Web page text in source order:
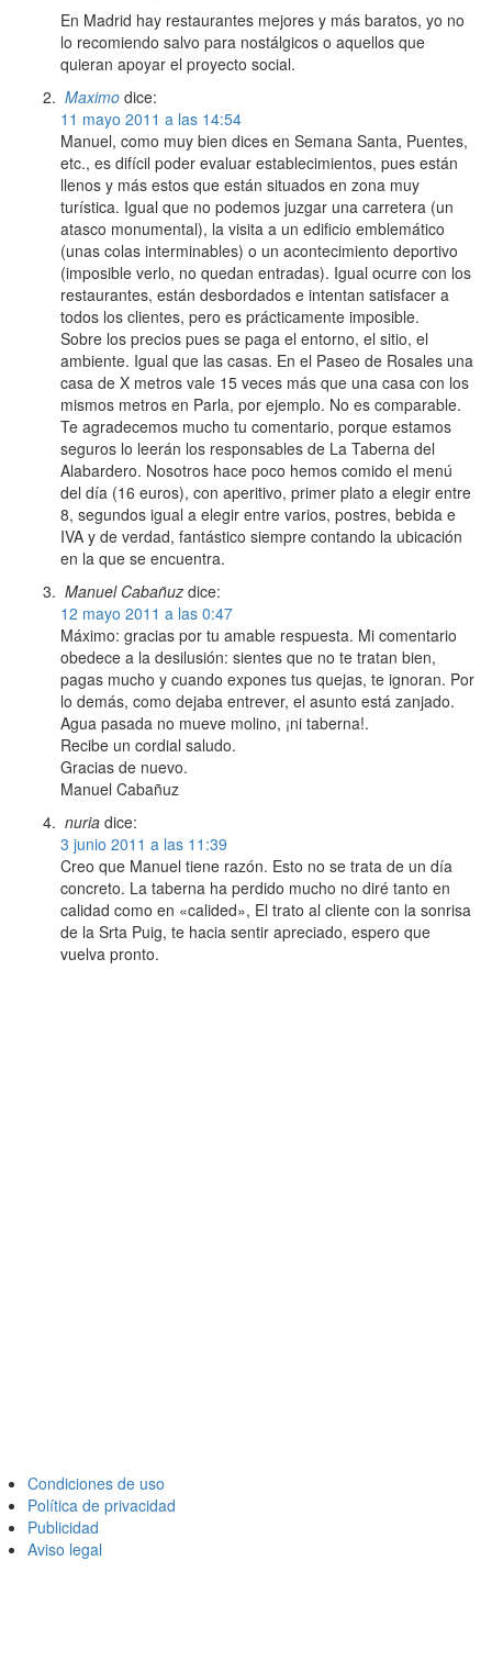
En Madrid hay restaurantes mejores y más baratos, yo no
lo recomiendo salvo para nostálgicos o aquellos que
quieran apoyar el proyecto social.
Maximo dice:
11 mayo 2011 a las 14:54
Manuel, como muy bien dices en Semana Santa, Puentes,
etc., es difícil poder evaluar establecimientos, pues están
llenos y más estos que están situados en zona muy
turística. Igual que no podemos juzgar una carretera (un
atasco monumental), la visita a un edificio emblemático
(unas colas interminables) o un acontecimiento deportivo
(imposible verlo, no quedan entradas). Igual ocurre con los
restaurantes, están desbordados e intentan satisfacer a
todos los clientes, pero es prácticamente imposible.
Sobre los precios pues se paga el entorno, el sitio, el
ambiente. Igual que las casas. En el Paseo de Rosales una
casa de X metros vale 15 veces más que una casa con los
mismos metros en Parla, por ejemplo. No es comparable.
Te agradecemos mucho tu comentario, porque estamos
seguros lo leerán los responsables de La Taberna del
Alabardero. Nosotros hace poco hemos comido el menú
del día (16 euros), con aperitivo, primer plato a elegir entre
8, segundos igual a elegir entre varios, postres, bebida e
IVA y de verdad, fantástico siempre contando la ubicación
en la que se encuentra.
Manuel Cabañuz dice:
12 mayo 2011 a las 0:47
Máximo: gracias por tu amable respuesta. Mi comentario
obedece a la desilusión: sientes que no te tratan bien,
pagas mucho y cuando expones tus quejas, te ignoran. Por
lo demás, como dejaba entrever, el asunto está zanjado.
Agua pasada no mueve molino, ¡ni taberna!.
Recibe un cordial saludo.
Gracias de nuevo.
Manuel Cabañuz
nuria dice:
3 junio 2011 a las 11:39
Creo que Manuel tiene razón. Esto no se trata de un día
concreto. La taberna ha perdido mucho no diré tanto en
calidad como en «calided», El trato al cliente con la sonrisa
de la Srta Puig, te hacia sentir apreciado, espero que
vuelva pronto.
Condiciones de uso
Política de privacidad
Publicidad
Aviso legal